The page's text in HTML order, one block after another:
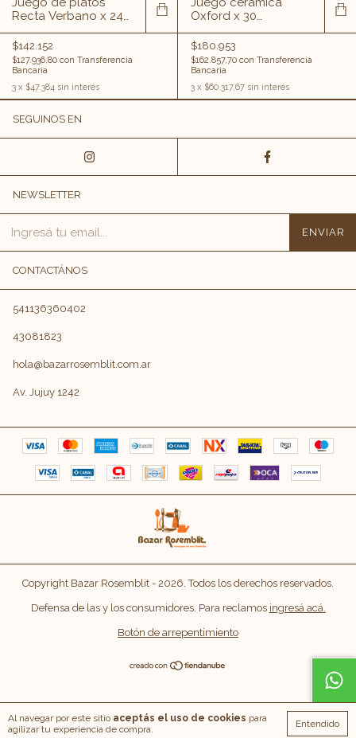
Al navegar por este sitio aceptás el uso de cookies para
agilizar tu experiencia de compra.
Entendido
Recta Verbano x 24
(6 playo, 6 postre, 6
hondo, 6
compotera)
$142.152
$127.936,80 con Transferencia
Bancaria
3 x $47.384 sin interés
Oxford x 30
unidades (platos y
tazas)
$180.953
$162.857,70 con Transferencia
Bancaria
3 x $60.317,67 sin interés
SEGUINOS EN
NEWSLETTER
CONTACTÁNOS
541136360402
43081823
hola@bazarrosemblit.com.ar
Av. Jujuy 1242
Copyright Bazar Rosemblit - 2026. Todos los derechos reservados.
Defensa de las y los consumidores. Para reclamos ingresá acá.
Botón de arrepentimiento